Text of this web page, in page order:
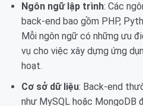
Ngôn ngữ lập trình: Các
back-end bao gồm PHP,
Mỗi ngôn ngữ có những ưu
vụ cho việc xây dựng ứng
hoạt.
Cơ sở dữ liệu: Back-end
như MySQL hoặc MongoDB